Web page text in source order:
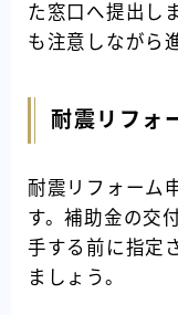
た窓口へ提出し
も注意しながら
耐震リフォ
耐震リフォーム
す。補助金の交
手する前に指定
ましょう。